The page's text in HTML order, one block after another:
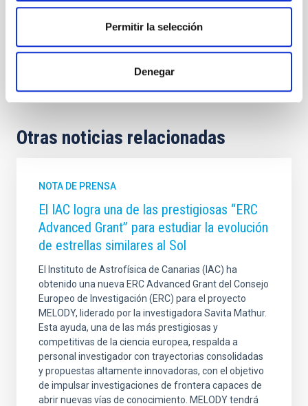
Permitir la selección
Denegar
Otras noticias relacionadas
NOTA DE PRENSA
El IAC logra una de las prestigiosas “ERC
Advanced Grant” para estudiar la evolución
de estrellas similares al Sol
El Instituto de Astrofísica de Canarias (IAC) ha
obtenido una nueva ERC Advanced Grant del Consejo
Europeo de Investigación (ERC) para el proyecto
MELODY, liderado por la investigadora Savita Mathur.
Esta ayuda, una de las más prestigiosas y
competitivas de la ciencia europea, respalda a
personal investigador con trayectorias consolidadas
y propuestas altamente innovadoras, con el objetivo
de impulsar investigaciones de frontera capaces de
abrir nuevas vías de conocimiento. MELODY tendrá